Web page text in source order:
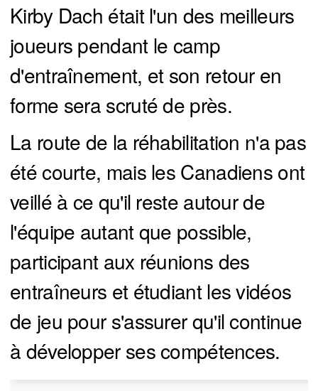
Kirby Dach était l'un des meilleurs
joueurs pendant le camp
d'entraînement, et son retour en
forme sera scruté de près.
La route de la réhabilitation n'a pas
été courte, mais les Canadiens ont
veillé à ce qu'il reste autour de
l'équipe autant que possible,
participant aux réunions des
entraîneurs et étudiant les vidéos
de jeu pour s'assurer qu'il continue
à développer ses compétences.